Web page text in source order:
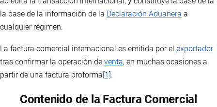
la base de la información de la Declaración Aduanera a
cualquier régimen.
La factura comercial internacional es emitida por el exportador
tras confirmar la operación de venta, en muchas ocasiones a
partir de una factura proforma[1].
Contenido de la Factura Comercial